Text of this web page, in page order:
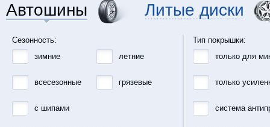
Автошины Литые диски
Сезонность:
зимние
летние
всесезонные грязевые
с шипами
Тип покрышки:
только для
только
система